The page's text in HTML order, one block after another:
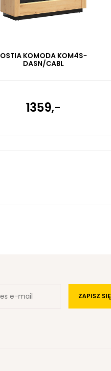
OSTIA KOMODA KOM4S-
DASN/CABL
1359,-
ZAPISZ SIĘ